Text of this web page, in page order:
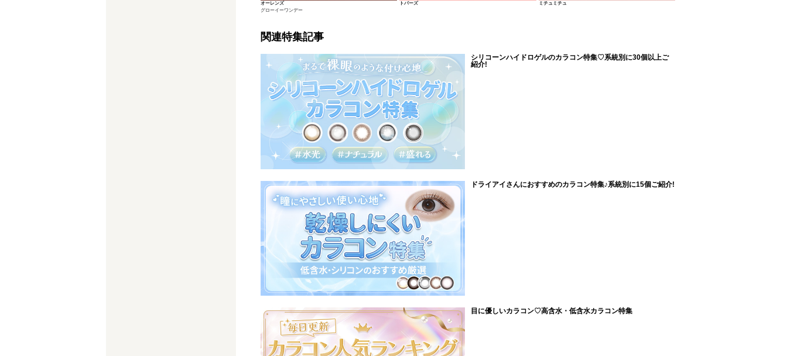
オーレンズ
グローイーワンデー
トパーズ ミチュミチュ
関連特集記事
シリコーンハイドロゲルのカラコン特集♡系統別に30個以上ご
紹介!
ドライアイさんにおすすめのカラコン特集♪系統別に15個ご紹介!
目に優しいカラコン♡高含水・低含水カラコン特集